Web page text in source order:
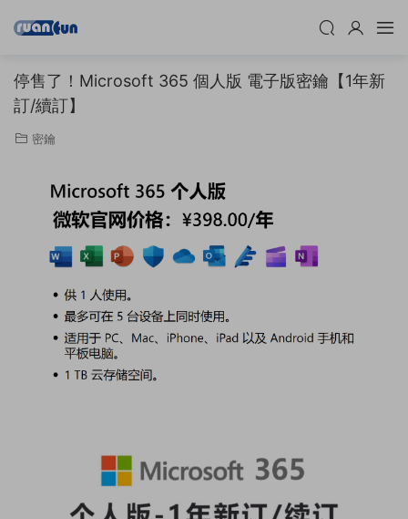
停售了！Microsoft 365 個人版 電子版密鑰【1年新
訂/續訂】
密鑰